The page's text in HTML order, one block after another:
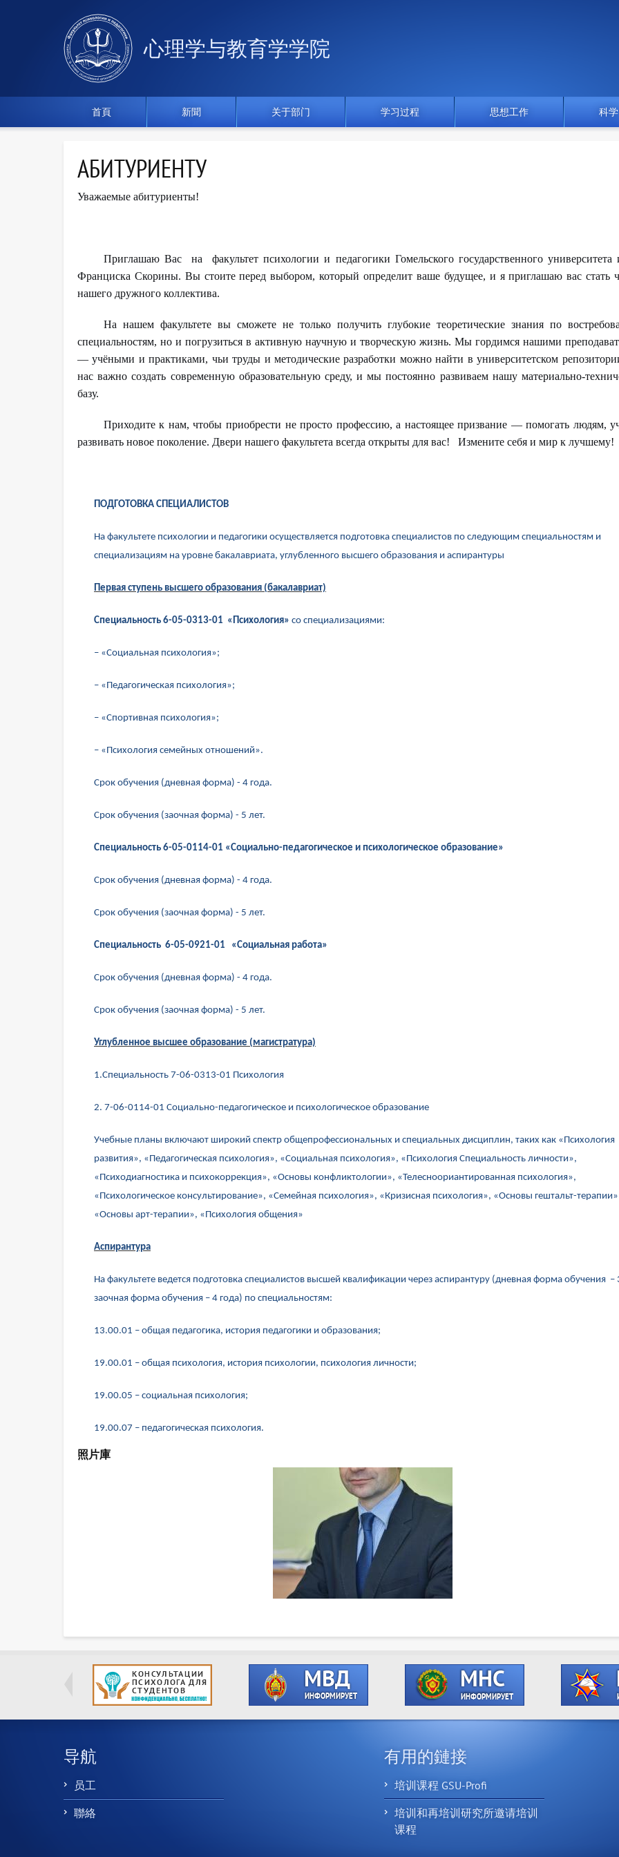
心理学与教育学学院
首頁 新聞 关于部门 学习过程 思想工作 科学
АБИТУРИЕНТУ
Уважаемые абитуриенты!
Приглашаю Вас на факультет психологии и педагогики Гомельского государственного университета
Франциска Скорины. Вы стоите перед выбором, который определит ваше будущее, и я приглашаю вас стать
нашего дружного коллектива.
На нашем факультете вы сможете не только получить глубокие теоретические знания по
специальностям, но и погрузиться в активную научную и творческую жизнь. Мы гордимся нашими
— учёными и практиками, чьи труды и методические разработки можно найти в университетском
нас важно создать современную образовательную среду, и мы постоянно развиваем нашу материально-
базу.
Приходите к нам, чтобы приобрести не просто профессию, а настоящее призвание — помогать людям,
развивать новое поколение. Двери нашего факультета всегда открыты для вас! Измените себя и мир к лучшему!
ПОДГОТОВКА СПЕЦИАЛИСТОВ
На факультете психологии и педагогики осуществляется подготовка специалистов по следующим специальностям и
специализациям на уровне бакалавриата, углубленного высшего образования и аспирантуры
Первая ступень высшего образования (бакалавриат)
Специальность 6-05-0313-01 «Психология» со специализациями:
– «Социальная психология»;
– «Педагогическая психология»;
– «Спортивная психология»;
– «Психология семейных отношений».
Срок обучения (дневная форма) - 4 года.
Срок обучения (заочная форма) - 5 лет.
Специальность 6-05-0114-01 «Социально-педагогическое и психологическое образование»
Срок обучения (дневная форма) - 4 года.
Срок обучения (заочная форма) - 5 лет.
Специальность 6-05-0921-01 «Социальная работа»
Срок обучения (дневная форма) - 4 года.
Срок обучения (заочная форма) - 5 лет.
Углубленное высшее образование (магистратура)
1.Специальность 7-06-0313-01 Психология
2. 7-06-0114-01 Социально-педагогическое и психологическое образование
Учебные планы включают широкий спектр общепрофессиональных и специальных дисциплин, таких как «Психология
развития», «Педагогическая психология», «Социальная психология», «Психология Специальность личности»,
«Психодиагностика и психокоррекция», «Основы конфликтологии», «Телесноориантированная психология»,
«Психологическое консультирование», «Семейная психология», «Кризисная психология», «Основы гештальт-
«Основы арт-терапии», «Психология общения»
Аспирантура
На факультете ведется подготовка специалистов высшей квалификации через аспирантуру (дневная форма обучения –
заочная форма обучения – 4 года) по специальностям:
13.00.01 – общая педагогика, история педагогики и образования;
19.00.01 – общая психология, история психологии, психология личности;
19.00.05 – социальная психология;
19.00.07 – педагогическая психология.
照片庫
导航
员工
聯絡
有用的鏈接
培训课程 GSU-Profi
培训和再培训研究所邀请培训
课程